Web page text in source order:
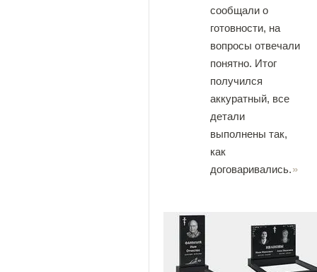
сообщали о
готовности, на
вопросы отвечали
понятно. Итог
получился
аккуратный, все
детали
выполнены так,
как
договаривались.